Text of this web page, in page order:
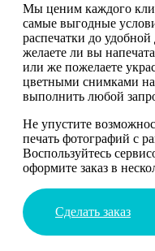
Мы ценим каждого
самые выгодные
распечатки до
желаете ли вы
или же пожелаете
цветными снимками на
выполнить любой
Не упустите
печать фотографий с
Воспользуйтесь
оформите заказ в
Сделать заказ